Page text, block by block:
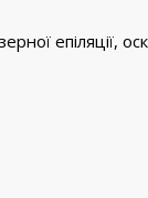
епіляції,